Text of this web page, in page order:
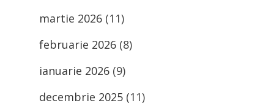
martie 2026 (11)
februarie 2026 (8)
ianuarie 2026 (9)
decembrie 2025 (11)